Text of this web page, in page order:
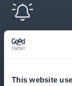
This website
Lähetä